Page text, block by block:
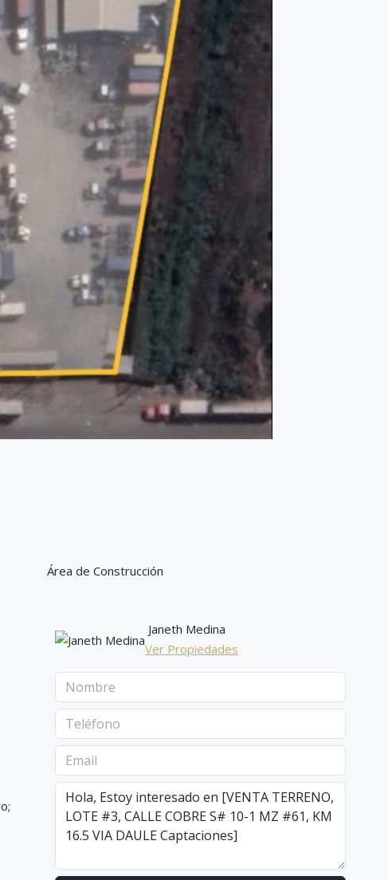
Área de Construcción
Janeth Medina
Ver Propiedades